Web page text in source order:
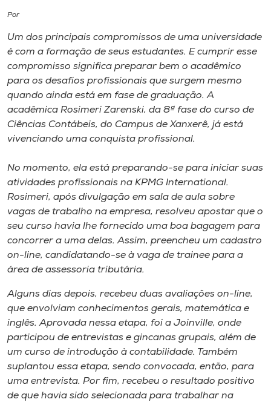
CPA
Biblioteca
Editora
Rádio
Museu
Unoesc
Store
Selecione
o idioma
A+
A-
Por
Um dos principais compromissos de uma universidade
é com a formação de seus estudantes. E cumprir esse
compromisso significa preparar bem o acadêmico
para os desafios profissionais que surgem mesmo
quando ainda está em fase de graduação. A
acadêmica Rosimeri Zarenski, da 8ª fase do curso de
Ciências Contábeis, do Campus de Xanxerê, já está
vivenciando uma conquista profissional.
No momento, ela está preparando-se para iniciar suas
atividades profissionais na KPMG International.
Rosimeri, após divulgação em sala de aula sobre
vagas de trabalho na empresa, resolveu apostar que o
seu curso havia lhe fornecido uma boa bagagem para
concorrer a uma delas. Assim, preencheu um cadastro
on-line, candidatando-se à vaga de trainee para a
área de assessoria tributária.
Alguns dias depois, recebeu duas avaliações on-line,
que envolviam conhecimentos gerais, matemática e
inglês. Aprovada nessa etapa, foi a Joinville, onde
participou de entrevistas e gincanas grupais, além de
um curso de introdução à contabilidade. Também
suplantou essa etapa, sendo convocada, então, para
uma entrevista. Por fim, recebeu o resultado positivo
de que havia sido selecionada para trabalhar na